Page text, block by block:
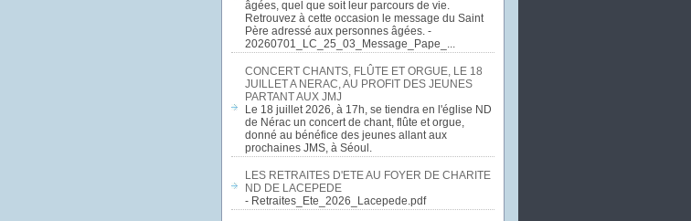
âgées, quel que soit leur parcours de vie.
Retrouvez à cette occasion le message du Saint
Père adressé aux personnes âgées. -
20260701_LC_25_03_Message_Pape_...
CONCERT CHANTS, FLÛTE ET ORGUE, LE 18
JUILLET A NERAC, AU PROFIT DES JEUNES
PARTANT AUX JMJ
Le 18 juillet 2026, à 17h, se tiendra en l'église ND
de Nérac un concert de chant, flûte et orgue,
donné au bénéfice des jeunes allant aux
prochaines JMS, à Séoul.
LES RETRAITES D'ETE AU FOYER DE CHARITE
ND DE LACEPEDE
- Retraites_Ete_2026_Lacepede.pdf